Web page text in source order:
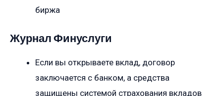
биржа
Журнал Финуслуги
Если вы открываете вклад, договор
заключается с банком, а средства
защищены системой страхования вкладов